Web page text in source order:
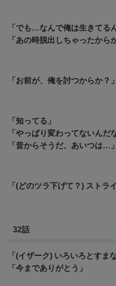
「でも…なんで俺は生きてる
「あの時脱出しちゃったから
「お前が、俺を討つからか？」
「知ってる」
「やっぱり変わってないんだ
「昔からそうだ、あいつは…」
「(どのツラ下げて？) ストラ
32話
「(イザーク) いろいろとすま
「今までありがとう」